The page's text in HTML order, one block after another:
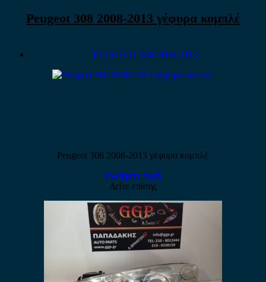
Peugeot 308 2008-2013 γέφυρα κομπλέ
PEUGEOT 308 2008-2013
Peugeot 308 2008-2013 γέφυρα κομπλέ
Ρωτήστε τιμή
Δείτε επίσης